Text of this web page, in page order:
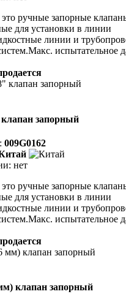
ручные запорные
для установки в линии
линии и
испытательное
запорный
009G0162
нет
ручные запорные
для установки в линии
линии и
испытательное
клапан запорный